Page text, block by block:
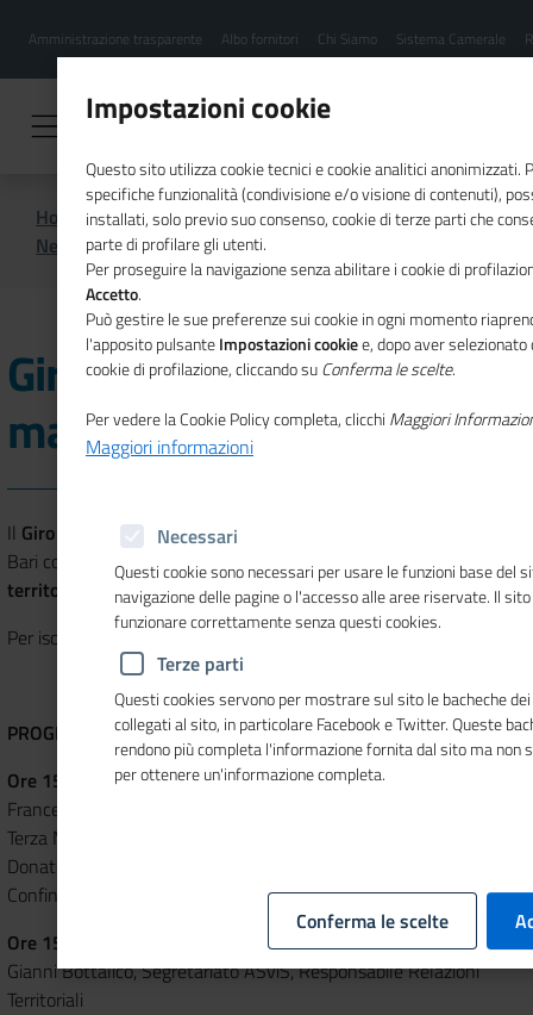
contenuto
Menu
hamburgher
Amministrazione trasparente Albo fornitori Chi Siamo Sistema Camerale
Home CSR
Comunicazione
News di CSR
Giro d'Italia della CSR - 18 marzo, Bari
Giro d'Italia della CSR - 18
marzo, Bari
Il Giro d'Italia della Csril 18 marzo, alle ore 15:00, farà tappa a
Bari con l'evento in straming
"Modelli innovativi per imprese e
territori"
Per iscriversi
cliccare qui.
PROGRAMMA
Ore 15 | Apertura dei lavori
Francesco Manfredi, Pro Rettore alla Formazione Post Lauream e
Terza Missione Università LUM
Donato Notarangelo, Presidente Giovani Imprenditori
Confindustria Bari e BAT
Ore 15.15 | ASviS e l’Agenda 2030
Gianni Bottalico, Segretariato ASviS, Responsabile Relazioni
Territoriali
Impostazioni cookie
Questo sito utilizza cookie tecnici e cookie analitici anonimizzati.
specifiche funzionalità (condivisione e/o visione di contenuti),
installati, solo previo suo consenso, cookie di terze parti che
parte di profilare gli utenti.
Per proseguire la navigazione senza abilitare i cookie di
Accetto.
Può gestire le sue preferenze sui cookie in ogni momento
l'apposito pulsanteImpostazioni cookiee, dopo aver
cookie di profilazione, cliccando suConferma le scelte.
Per vedere la Cookie Policy completa, clicchi Maggiori
Maggiori informazioni
Necessari
Questi cookie sono necessari per usare le funzioni base del
navigazione delle pagine o l'accesso alle aree riservate. Il
funzionare correttamente senza questi cookies.
Terze parti
Questi cookies servono per mostrare sul sito le bacheche
collegati al sito, in particolare Facebook e Twitter. Queste
rendono più completa l'informazione fornita dal sito ma non
per ottenere un'informazione completa.
Conferma le scelte